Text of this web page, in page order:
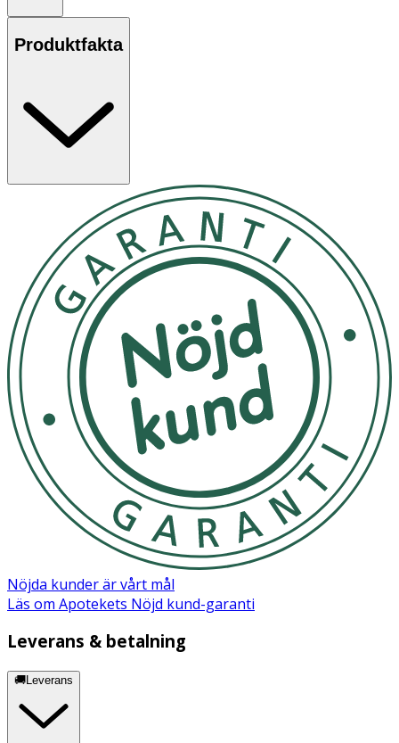
Produktfakta
Nöjda kunder är vårt mål
Läs om Apotekets Nöjd kund-garanti
Leverans & betalning
🚚Leverans